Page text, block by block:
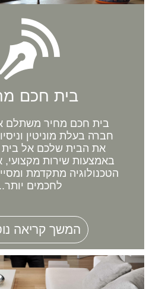
בית חכם
בית חכם מחיר משתלם
חברה בעלת מוניטין
את הבית שלכם אל
באמצעות שירות מקצועי,
הטכנולוגיה מתקדמת
לחכמים
המשך קריאה